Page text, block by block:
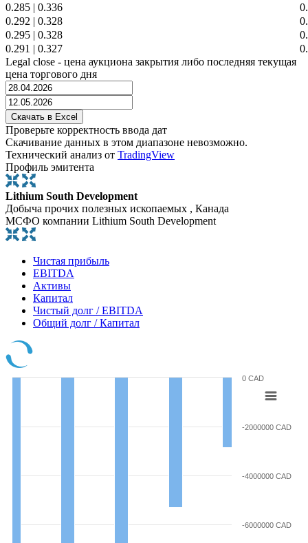
0.285 | 0.336
0.292 | 0.328
0.295 | 0.328
0.291 | 0.327
Legal close - цена аукциона закрытия либо последняя текущая
цена торгового дня
Проверьте корректность ввода дат
Скачивание данных в этом диапазоне невозможно.
Технический анализ от TradingView
Профиль эмитента
Lithium South Development
Добыча прочих полезных ископаемых , Канада
МСФО компании Lithium South Development
Чистая прибыль
EBITDA
Активы
Капитал
Чистый долг / EBITDA
Общий долг / Капитал
-6000000 CAD
-4000000 CAD
-2000000 CAD
0 CAD